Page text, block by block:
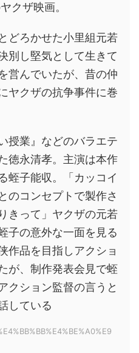
クザ映画。
どろかせた小里組元若
別し堅気として生きて
営んでいたが、昔の仲
ヤクザの抗争事件に巻
授業』などのバラエテ
徳永清孝。主演は本作
蛭子能収。「カッコイ
のコンセプトで製作さ
きって」ヤクザの元若
子の意外な一面を見る
作品を目指しアクショ
が、制作発表会見で蛭
クション監督の言うと
している